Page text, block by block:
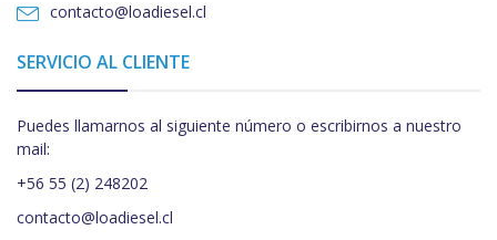
contacto@loadiesel.cl
SERVICIO AL CLIENTE
Puedes llamarnos al siguiente número o escribirnos a nuestro
mail:
+56 55 (2) 248202
contacto@loadiesel.cl